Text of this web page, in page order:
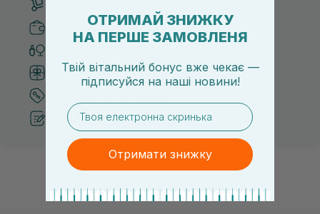
Безпечні способи оплати
Система бонусів та лояльності
Рекомендації від косметологів
ОТРИМАЙ ЗНИЖКУ
НА ПЕРШЕ ЗАМОВЛЕНЯ
Твій вітальний бонус вже чекає —
підписуйся на наші новини!
email
Отримати знижку